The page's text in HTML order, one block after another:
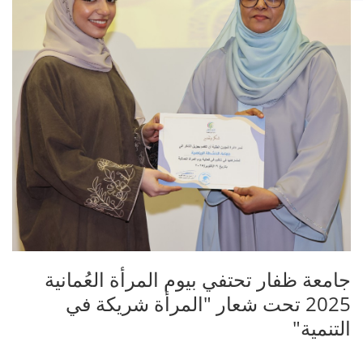
جامعة ظفار تحتفي بيوم المرأة العُمانية
2025 تحت شعار "المرأة شريكة في
التنمية"